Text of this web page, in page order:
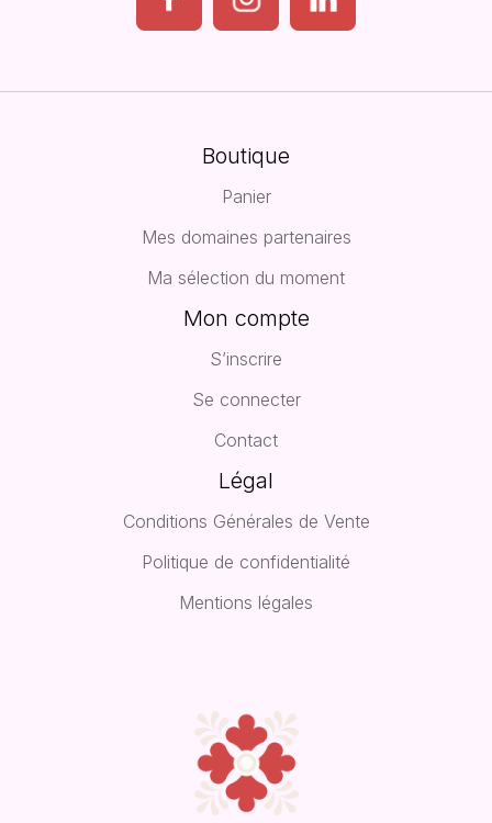
Boutique
Panier
Mes domaines partenaires
Ma sélection du moment
Mon compte
S’inscrire
Se connecter
Contact
Légal
Conditions Générales de Vente
Politique de confidentialité
Mentions légales